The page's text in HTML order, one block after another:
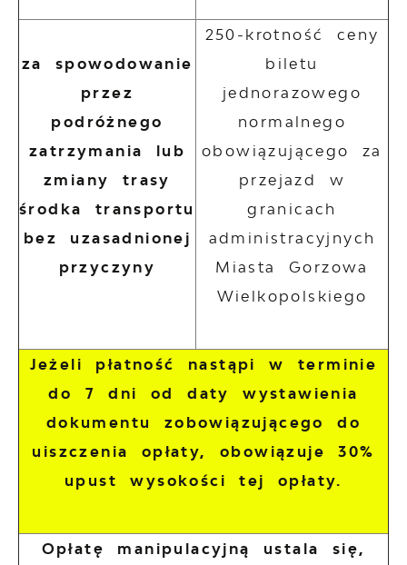
za spowodowanie
przez
podróżnego
zatrzymania lub
zmiany trasy
środka transportu
bez uzasadnionej
przyczyny
250-krotność ceny
biletu
jednorazowego
normalnego
obowiązującego za
przejazd w
granicach
administracyjnych
Miasta Gorzowa
Wielkopolskiego
Jeżeli płatność nastąpi w terminie
do 7 dni od daty wystawienia
dokumentu zobowiązującego do
uiszczenia opłaty, obowiązuje 30%
upust wysokości tej opłaty.
Opłatę manipulacyjną ustala się,